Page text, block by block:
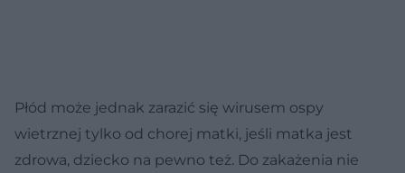
Płód może jednak zarazić się wirusem ospy
wietrznej tylko od chorej matki, jeśli matka jest
zdrowa, dziecko na pewno też. Do zakażenia nie